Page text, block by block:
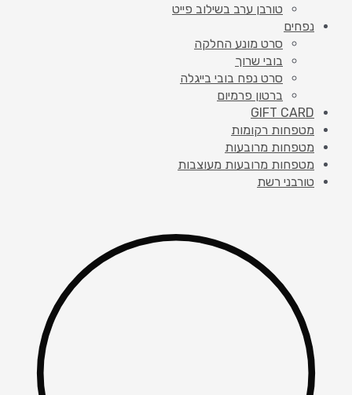
טורבן ערב בשילוב פייט
נפחים
סרט מונע החלקה
בובי שרוך
סרט נפח בובי בייגלה
ברטון פרמיום
GIFT CARD
מטפחות רקומות
מטפחות מרובעות
מטפחות מרובעות מעוצבות
טורבני רשת